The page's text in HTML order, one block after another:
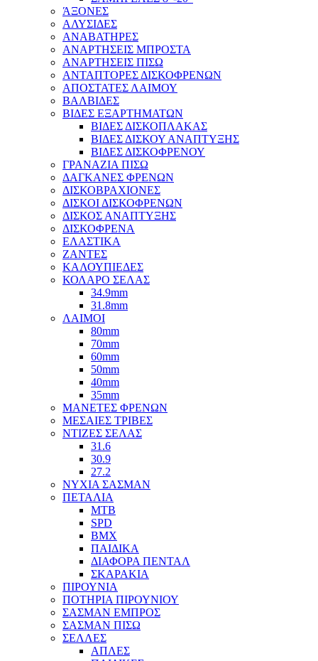
ΆΞΟΝΕΣ
ΑΛΥΣΙΔΕΣ
ΑΝΑΒΑΤΗΡΕΣ
ΑΝΑΡΤΗΣΕΙΣ ΜΠΡΟΣΤΑ
ΑΝΑΡΤΗΣΕΙΣ ΠΙΣΩ
ΑΝΤΑΠΤΟΡΕΣ ΔΙΣΚΟΦΡΕΝΩΝ
ΑΠΟΣΤΑΤΕΣ ΛΑΙΜΟΥ
ΒΑΛΒΙΔΕΣ
ΒΙΔΕΣ ΕΞΑΡΤΗΜΑΤΩΝ
ΒΙΔΕΣ ΔΙΣΚΟΠΛΑΚΑΣ
ΒΙΔΕΣ ΔΙΣΚΟΥ ΑΝΑΠΤΥΞΗΣ
ΒΙΔΕΣ ΔΙΣΚΟΦΡΕΝΟΥ
ΓΡΑΝΑΖΙΑ ΠΙΣΩ
ΔΑΓΚΑΝΕΣ ΦΡΕΝΩΝ
ΔΙΣΚΟΒΡΑΧΙΟΝΕΣ
ΔΙΣΚΟΙ ΔΙΣΚΟΦΡΕΝΩΝ
ΔΙΣΚΟΣ ΑΝΑΠΤΥΞΗΣ
ΔΙΣΚΟΦΡΕΝΑ
ΕΛΑΣΤΙΚΑ
ΖΑΝΤΕΣ
ΚΑΛΟΥΠΙΕΔΕΣ
ΚΟΛΑΡΟ ΣΕΛΑΣ
34.9mm
31.8mm
ΛΑΙΜΟΙ
80mm
70mm
60mm
50mm
40mm
35mm
ΜΑΝΕΤΕΣ ΦΡΕΝΩΝ
ΜΕΣΑΙΕΣ ΤΡΙΒΕΣ
ΝΤΙΖΕΣ ΣΕΛΑΣ
31.6
30.9
27.2
ΝΥΧΙΑ ΣΑΣΜΑΝ
ΠΕΤΑΛΙΑ
MTB
SPD
BMX
ΠΑΙΔΙΚΑ
ΔΙΑΦΟΡΑ ΠΕΝΤΑΛ
ΣΚΑΡΑΚΙΑ
ΠΙΡΟΥΝΙΑ
ΠΟΤΗΡΙΑ ΠΙΡΟΥΝΙΟΥ
ΣΑΣΜΑΝ ΕΜΠΡΟΣ
ΣΑΣΜΑΝ ΠΙΣΩ
ΣΕΛΛΕΣ
ΑΠΛΕΣ